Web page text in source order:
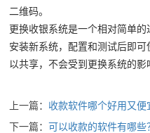
二维码。
更换收银系统是一个相对简单
安装新系统，配置和测试后即可
以共享，不会受到更换系统的影
上一篇： 收款软件哪个好用又便
下一篇：可以收款的软件有哪